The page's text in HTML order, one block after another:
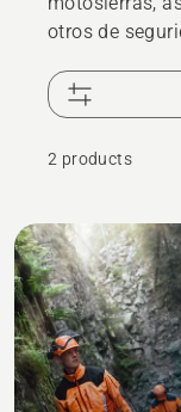
otros de
excelente.
2 products
All
products